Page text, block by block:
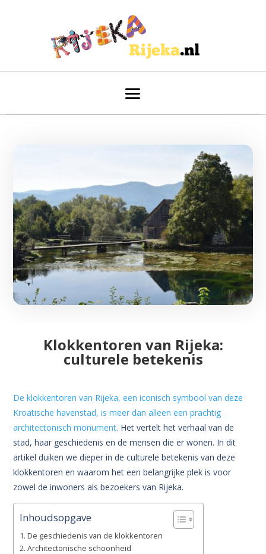
Klokkentoren van Rijeka:
culturele betekenis
De klokkentoren van Rijeka, een iconisch symbool van deze
Kroatische havenstad, is meer dan alleen een prachtig
architectonisch monument. Het vertelt het verhaal van de
stad, haar geschiedenis en de mensen die er wonen. In dit
artikel duiken we dieper in de culturele betekenis van deze
klokkentoren en waarom het een belangrijke plek is voor
zowel de inwoners als bezoekers van Rijeka.
Inhoudsopgave
De geschiedenis van de klokkentoren
Architectonische schoonheid